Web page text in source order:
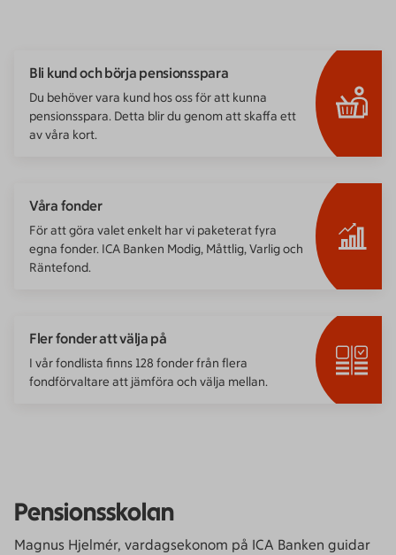
Bli kund och börja pensionsspara
Du behöver vara kund hos oss för att kunna
pensionsspara. Detta blir du genom att skaffa ett
av våra kort.
Våra fonder
För att göra valet enkelt har vi paketerat fyra
egna fonder. ICA Banken Modig, Måttlig, Varlig och
Räntefond.
Fler fonder att välja på
I vår fondlista finns 128 fonder från flera
fondförvaltare att jämföra och välja mellan.
Pensionsskolan
Magnus Hjelmér, vardagsekonom på ICA Banken guidar